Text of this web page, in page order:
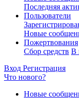
Последняя
Пользователи
Новые
Пожертвования
Сбор средств В
Вход Регистрация
Что нового?
Новые